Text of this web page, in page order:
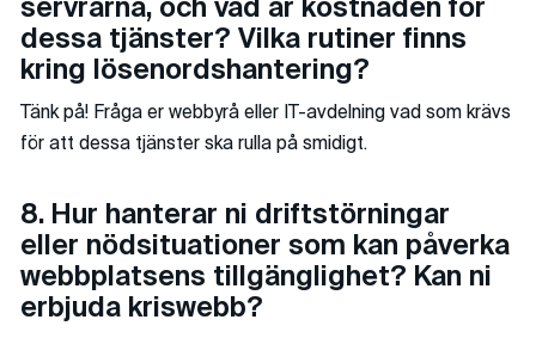
servrarna, och vad är kostnaden för
dessa tjänster? Vilka rutiner finns
kring lösenordshantering?
Tänk på! Fråga er webbyrå eller IT-avdelning vad som krävs
för att dessa tjänster ska rulla på smidigt.
8. Hur hanterar ni driftstörningar
eller nödsituationer som kan påverka
webbplatsens tillgänglighet? Kan ni
erbjuda kriswebb?